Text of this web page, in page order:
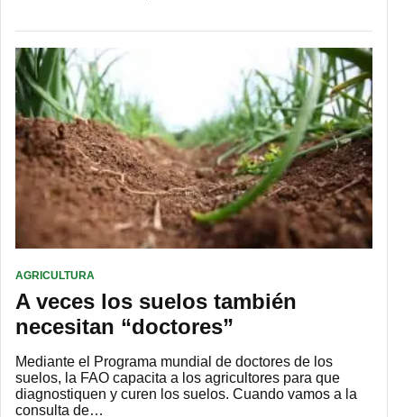
AGRICULTURA
A veces los suelos también
necesitan “doctores”
Mediante el Programa mundial de doctores de los
suelos, la FAO capacita a los agricultores para que
diagnostiquen y curen los suelos. Cuando vamos a la
consulta de…